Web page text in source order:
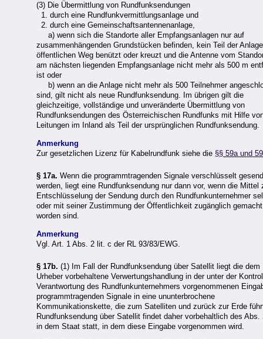
(3) Die Übermittlung von Rundfunksendungen
1. durch eine Rundfunkvermittlungsanlage und
2. durch eine Gemeinschaftsantennenanlage,
a) wenn sich die Standorte aller Empfangsanlagen nur auf
zusammenhängenden Grundstücken befinden, kein Teil der
öffentlichen Weg benützt oder kreuzt und die Antenne vom
am nächsten liegenden Empfangsanlage nicht mehr als 500 m
ist oder
b) wenn an die Anlage nicht mehr als 500 Teilnehmer
sind, gilt nicht als neue Rundfunksendung. Im übrigen gilt die
gleichzeitige, vollständige und unveränderte Übermittlung von
Rundfunksendungen des Österreichischen Rundfunks mit Hilfe
Leitungen im Inland als Teil der ursprünglichen Rundfunksendung.
Anmerkung
Zur gesetzlichen Lizenz für Kabelrundfunk siehe die §§ 59a und
§ 17a. Wenn die programmtragenden Signale verschlüsselt
werden, liegt eine Rundfunksendung nur dann vor, wenn die Mittel
Entschlüsselung der Sendung durch den Rundfunkunternehmer
oder mit seiner Zustimmung der Öffentlichkeit zugänglich gemacht
worden sind.
Anmerkung
Vgl. Art. 1 Abs. 2 lit. c der RL 93/83/EWG.
§ 17b. (1) Im Fall der Rundfunksendung über Satellit liegt die dem
Urheber vorbehaltene Verwertungshandlung in der unter der
Verantwortung des Rundfunkunternehmers vorgenommenen
programmtragenden Signale in eine ununterbrochene
Kommunikationskette, die zum Satelliten und zurück zur Erde
Rundfunksendung über Satellit findet daher vorbehaltlich des Abs.
in dem Staat statt, in dem diese Eingabe vorgenommen wird.